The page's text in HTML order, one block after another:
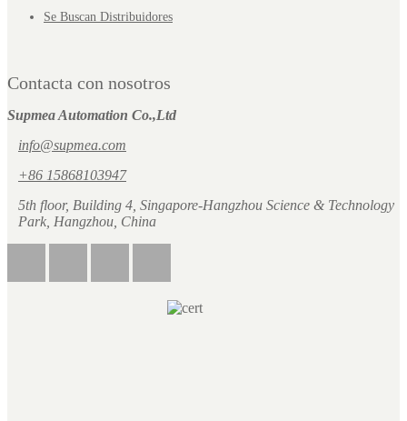
Se Buscan Distribuidores
Contacta con nosotros
Supmea Automation Co.,Ltd
info@supmea.com
+86 15868103947
5th floor, Building 4, Singapore-Hangzhou Science & Technology
Park, Hangzhou, China